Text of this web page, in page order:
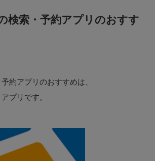
検索・予約アプリのおすす
約アプリのおすすめは、
プリです。